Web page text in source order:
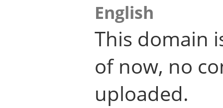
English
This domain
of now, no
uploaded.